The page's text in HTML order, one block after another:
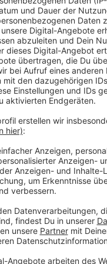
Die alte
Das neue
entstehen.
einbezogen
Quadratmeter
mehrere
werden aktuell
Anzeige
Weitere Infos
Anzeige